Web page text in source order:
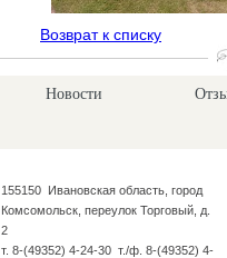
Возврат к списку
Новости
155150 Ивановская область, город
Комсомольск, переулок Торговый, д.
2
т. 8-(49352) 4-24-30 т./ф. 8-(49352) 4-